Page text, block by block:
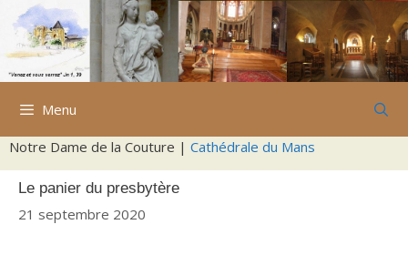
Aller
contenu
Menu
Notre Dame de la Couture | Cathédrale du Mans
Le panier du presbytère
21 septembre 2020